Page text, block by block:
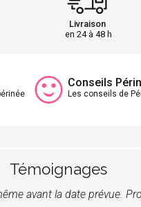
Livraison
en 24 à 48 h
Conseils
Les conseils de
Témoignages
avant la date prévue.